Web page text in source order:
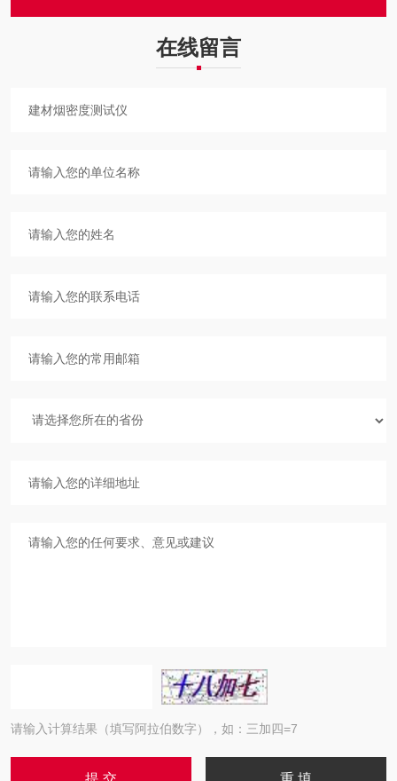
在线留言
请输入计算结果（填写阿拉伯数字），如：三加四=7